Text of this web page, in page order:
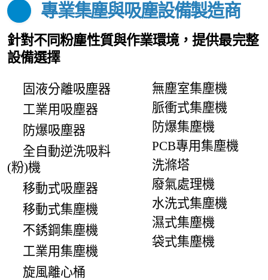
專業集塵與吸塵設備製造商
針對不同粉塵性質與作業環境，提供最完整
設備選擇
固液分離吸塵器
工業用吸塵器
防爆吸塵器
全自動逆洗吸料
(粉)機
移動式吸塵器
移動式集塵機
不銹鋼集塵機
工業用集塵機
旋風離心桶
無塵室集塵機
脈衝式集塵機
防爆集塵機
PCB專用集塵機
洗滌塔
廢氣處理機
水洗式集塵機
濕式集塵機
袋式集塵機